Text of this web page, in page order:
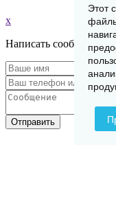
x
Написать сообщение
Отправить
Этот